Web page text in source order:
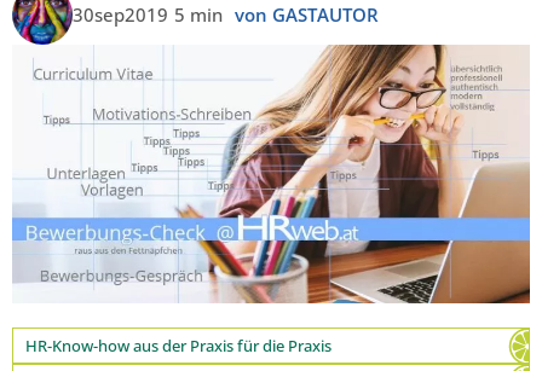
30sep2019 5 min von GASTAUTOR
HR-Know-how aus der Praxis für die Praxis